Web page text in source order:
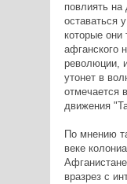
повлиять
оставаться
которые они
афганского
революции,
утонет в
отмечается
движения
По мнению
веке
вразрез с